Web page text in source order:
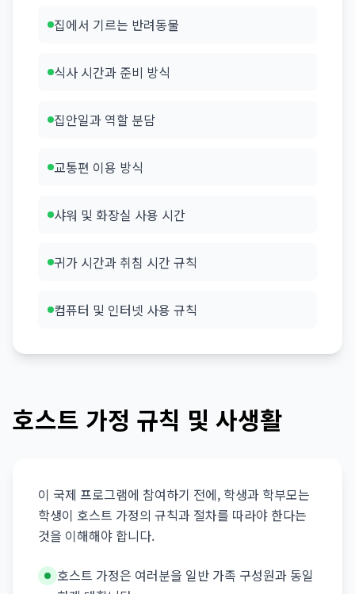
집에서 기르는 반려동물
식사 시간과 준비 방식
집안일과 역할 분담
교통편 이용 방식
샤워 및 화장실 사용 시간
귀가 시간과 취침 시간 규칙
컴퓨터 및 인터넷 사용 규칙
호스트 가정 규칙 및 사생활
이 국제 프로그램에 참여하기 전에, 학생과 학부모는
학생이 호스트 가정의 규칙과 절차를 따라야 한다는
것을 이해해야 합니다.
호스트 가정은 여러분을 일반 가족 구성원과 동일